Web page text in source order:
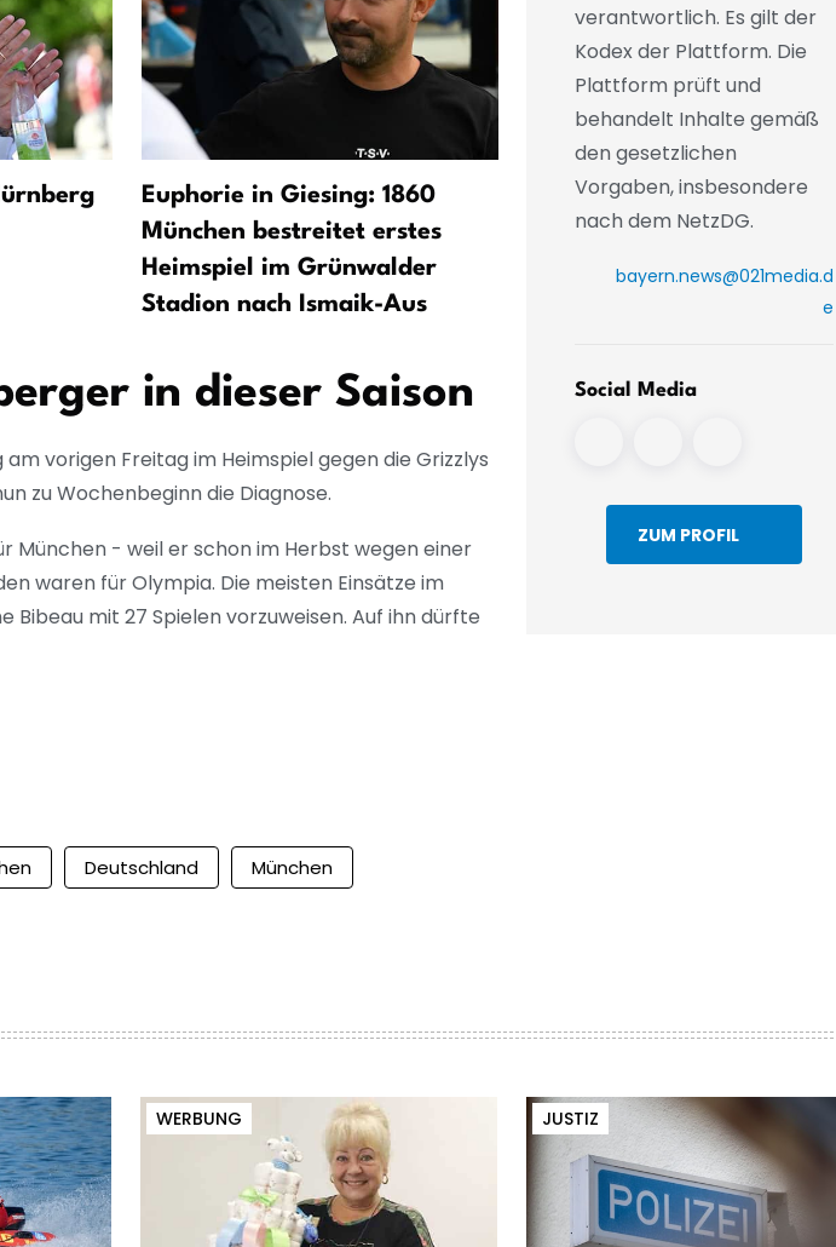
Euphorie in Giesing: 1860
München bestreitet erstes
Heimspiel im Grünwalder
Stadion nach Ismaik-Aus
Kompany weckt
auf großes Bayern-Jahr
in dieser Saison
vorigen Freitag im Heimspiel gegen die Grizzlys
zu Wochenbeginn die Diagnose.
München - weil er schon im Herbst wegen einer
waren für Olympia. Die meisten Einsätze im
mit 27 Spielen vorzuweisen. Auf ihn dürfte
verantwortlich. Es gilt der
Kodex der Plattform. Die
Plattform prüft und
behandelt Inhalte gemäß
den gesetzlichen
Vorgaben, insbesondere
nach dem NetzDG.
bayern.news@021media.d
e
Social Media
ZUM PROFIL
Deutschland München
WERBUNG JUSTIZ